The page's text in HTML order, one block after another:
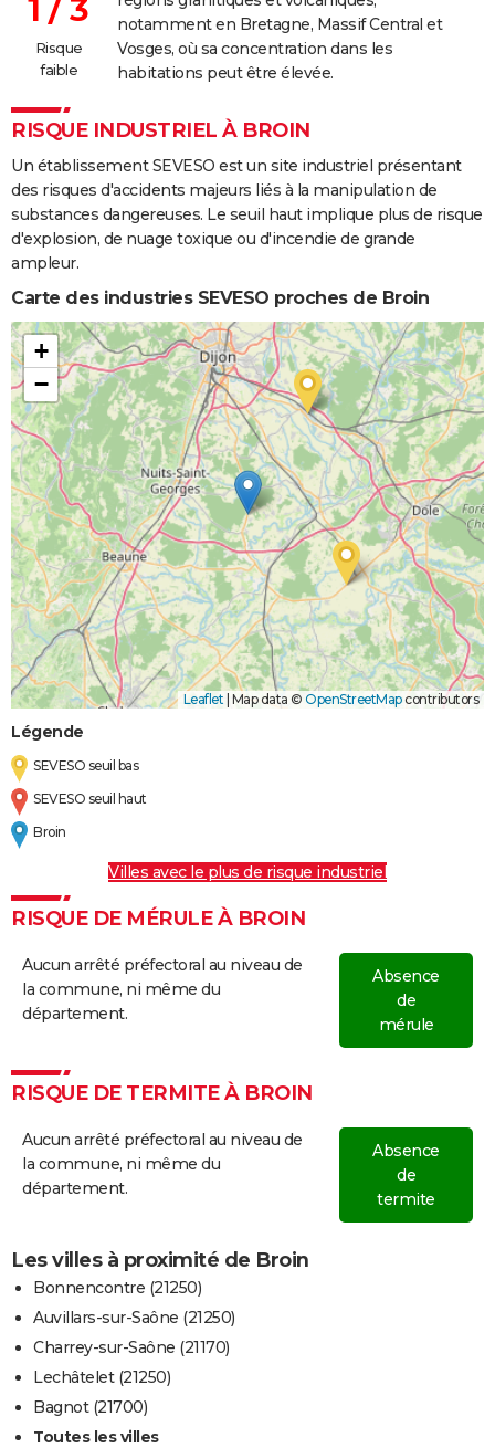
1 / 3
Risque
faible
notamment en Bretagne, Massif Central et
Vosges, où sa concentration dans les
habitations peut être élevée.
RISQUE INDUSTRIEL À BROIN
Un établissement SEVESO est un site industriel présentant
des risques d'accidents majeurs liés à la manipulation de
substances dangereuses. Le seuil haut implique plus de risque
d'explosion, de nuage toxique ou d'incendie de grande
ampleur.
Carte des industries SEVESO proches de Broin
+
−
Leaflet Map data © OpenStreetMapcontributors
Légende
SEVESO seuil bas
SEVESO seuil haut
Broin
Villes avec le plus de risque industriel
RISQUE DE MÉRULE À BROIN
Aucun arrêté préfectoral au niveau de
la commune, ni même du
département.
Absence
de
mérule
RISQUE DE TERMITE À BROIN
Aucun arrêté préfectoral au niveau de
la commune, ni même du
département.
Absence
de
termite
Les villes à proximité de Broin
Bonnencontre (21250)
Auvillars-sur-Saône (21250)
Charrey-sur-Saône (21170)
Lechâtelet (21250)
Bagnot (21700)
Toutes les villes